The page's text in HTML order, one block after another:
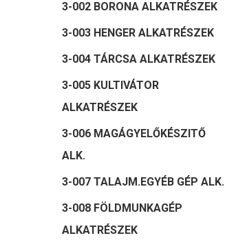
3-002 BORONA ALKATRÉSZEK
3-003 HENGER ALKATRÉSZEK
3-004 TÁRCSA ALKATRÉSZEK
3-005 KULTIVÁTOR
ALKATRÉSZEK
3-006 MAGÁGYELŐKÉSZITŐ
ALK.
3-007 TALAJM.EGYÉB GÉP ALK.
3-008 FÖLDMUNKAGÉP
ALKATRÉSZEK